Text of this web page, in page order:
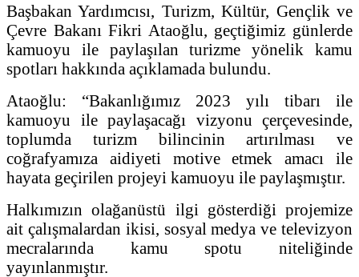
Başbakan Yardımcısı, Turizm, Kültür, Gençlik ve
Çevre Bakanı Fikri Ataoğlu, geçtiğimiz günlerde
kamuoyu ile paylaşılan turizme yönelik kamu
spotları hakkında açıklamada bulundu.
Ataoğlu: “Bakanlığımız 2023 yılı tibarı ile
kamuoyu ile paylaşacağı vizyonu çerçevesinde,
toplumda turizm bilincinin artırılması ve
coğrafyamıza aidiyeti motive etmek amacı ile
hayata geçirilen projeyi kamuoyu ile paylaşmıştır.
Halkımızın olağanüstü ilgi gösterdiği projemize
ait çalışmalardan ikisi, sosyal medya ve televizyon
mecralarında kamu spotu niteliğinde
yayınlanmıştır.